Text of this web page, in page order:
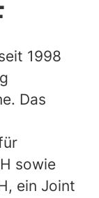
1998
Das
sowie
ein Joint